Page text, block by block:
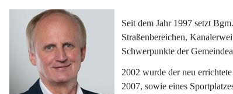
Seit dem Jahr 1997 setzt
Straßenbereichen,
Schwerpunkte der
2002 wurde der neu
2007, sowie eines